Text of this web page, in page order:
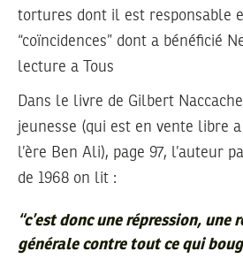
tortures dont il est responsable
“coïncidences” dont a bénéficié
lecture a Tous
Dans le livre de Gilbert
jeunesse (qui est en vente libre
l’ère Ben Ali), page 97, l’auteur
de 1968 on lit :
“c’est donc une répression, une
générale contre tout ce qui